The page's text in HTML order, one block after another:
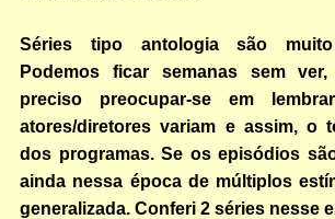
Séries tipo antologia são muito
Podemos ficar semanas sem
preciso preocupar-se em
atores/diretores variam e assim, o
dos programas. Se os episódios
ainda nessa época de múltiplos
generalizada. Conferi 2 séries nesse